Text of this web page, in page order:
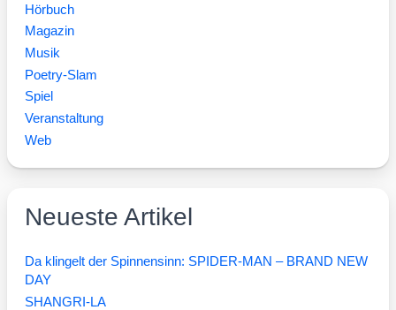
Hörbuch
Magazin
Musik
Poetry-Slam
Spiel
Veranstaltung
Web
Neueste Artikel
Da klingelt der Spinnensinn: SPIDER-MAN – BRAND NEW
DAY
SHANGRI-LA